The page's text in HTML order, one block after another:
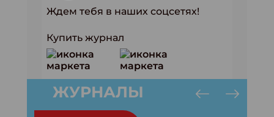
Ждем тебя в наших соцсетях!
Купить журнал
ЖУРНАЛЫ